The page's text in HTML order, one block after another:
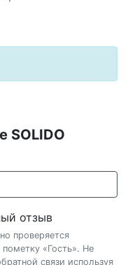
SOLIDO
отзыв
проверяется
«Гость». Не
связи используя